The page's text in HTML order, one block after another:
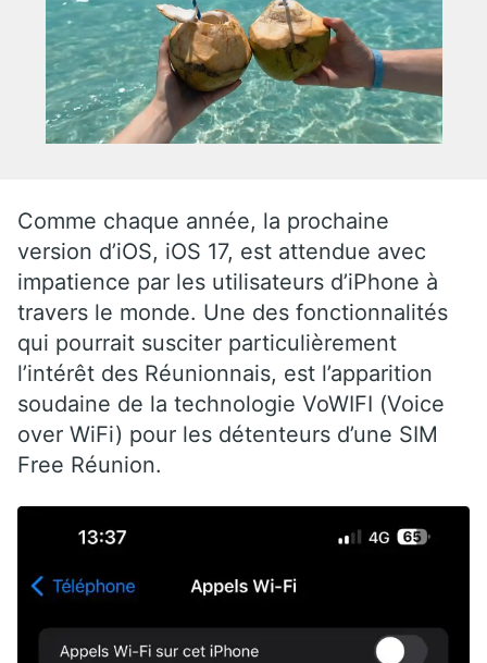
Comme chaque année, la prochaine
version d’iOS, iOS 17, est attendue avec
impatience par les utilisateurs d’iPhone à
travers le monde. Une des fonctionnalités
qui pourrait susciter particulièrement
l’intérêt des Réunionnais, est l’apparition
soudaine de la technologie VoWIFI (Voice
over WiFi) pour les détenteurs d’une SIM
Free Réunion.